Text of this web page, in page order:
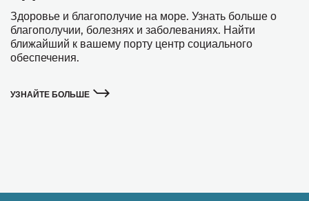
Здоровье и благополучие на море. Узнать больше о
благополучии, болезнях и заболеваниях. Найти
ближайший к вашему порту центр социального
обеспечения.
УЗНАЙТЕ БОЛЬШЕ